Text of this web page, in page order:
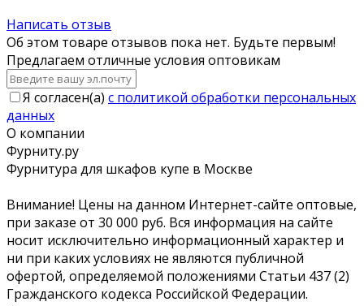
Написать отзыв
Об этом товаре отзывов пока нет. Будьте первым!
Предлагаем отличные условия оптовикам
Я согласен(a) с политикой обработки персональных
данных
О компании
Фурниту.ру
Фурнитура для шкафов купе в Москве
Внимание! Цены на данном Интернет-сайте оптовые,
при заказе от 30 000 руб. Вся информация на сайте
носит исключительно информационный характер и
ни при каких условиях не являются публичной
офертой, определяемой положениями Статьи 437 (2)
Гражданского кодекса Российской Федерации.